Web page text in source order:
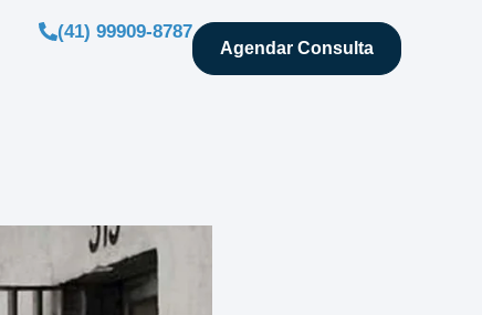
(41) 99909-8787
Agendar Consulta